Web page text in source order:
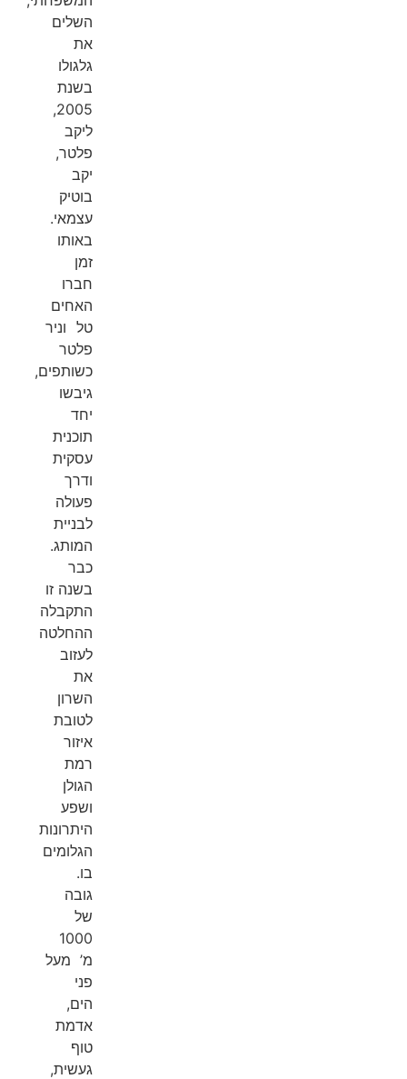
השלים
את
גלגולו
בשנת
2005,
ליקב
פלטר,
יקב
בוטיק
עצמאי.
באותו
זמן
חברו
האחים
טל וניר
פלטר
כשותפים,
גיבשו
יחד
תוכנית
עסקית
ודרך
פעולה
לבניית
המותג.
כבר
בשנה זו
התקבלה
ההחלטה
לעזוב
את
השרון
לטובת
איזור
רמת
הגולן
ושפע
היתרונות
הגלומים
בו.
גובה
של
1000
מ’ מעל
פני
הים,
אדמת
טוף
געשית,